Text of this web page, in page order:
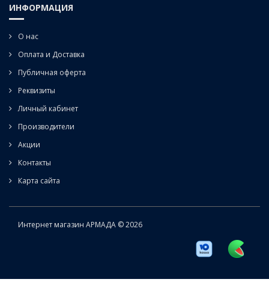
ИНФОРМАЦИЯ
О нас
Оплата и Доставка
Публичная оферта
Реквизиты
Личный кабинет
Производители
Акции
Контакты
Карта сайта
Интернет магазин АРМАДА © 2026